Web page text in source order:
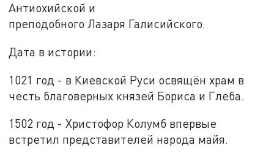
Антиохийской и
преподобного Лазаря Галисийского.
Дата в истории:
1021 год - в Киевской Руси освящён храм в
честь благоверных князей Бориса и Глеба.
1502 год - Христофор Колумб впервые
встретил представителей народа майя.